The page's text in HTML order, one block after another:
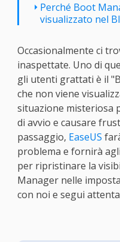
Perché Boot
visualizzato nel
Occasionalmente ci
inaspettate. Uno di
gli utenti grattati è il
che non viene
situazione misteriosa
di avvio e causare
passaggio, EaseUS
problema e fornirà
per ripristinare la
Manager nelle
con noi e segui